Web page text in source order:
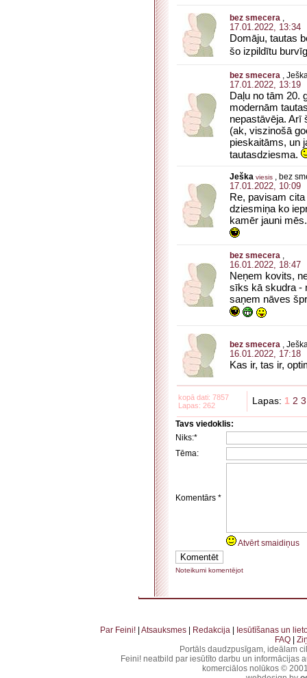
bez smecera ,
17.01.2022, 13:34
Domāju, tautas
šo izpildītu
bez smecera ,
17.01.2022, 13:19
Daļu no tām 20.
modernām
nepastāvēja. Arī
(ak, viszinošā
pieskaitāms, un
tautasdziesma.
Ješka viesis , bez
17.01.2022, 10:09
Re, pavisam
dziesmiņa ko
kamēr jauni
bez smecera ,
16.01.2022, 18:47
Neņem kovits,
sīks kā skudra -
saņem nāves
bez smecera ,
16.01.2022, 17:18
Kas ir, tas ir,
kopā dati: 7857
Lapas: 262
Lapas: 1 2 3
Tavs viedoklis:
Niks:*
Tēma:
Komentārs *
Atvērt smaidiņus
Noteikumi komentējot
Par Feini! Atsauksmes Redakcija
Iesūtīšanas un
FAQ
Portāls daudzpusīgam, ideālam
Feini! neatbild par iesūtīto darbu un informācijas
komerciālos nolūkos ©